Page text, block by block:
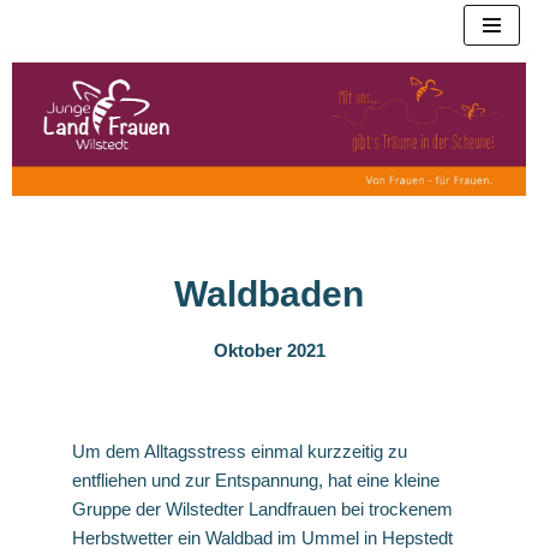
Zum
springen
Waldbaden
Oktober 2021
Um dem Alltagsstress einmal kurzzeitig zu
entfliehen und zur Entspannung, hat eine kleine
Gruppe der Wilstedter Landfrauen bei trockenem
Herbstwetter ein Waldbad im Ummel in Hepstedt